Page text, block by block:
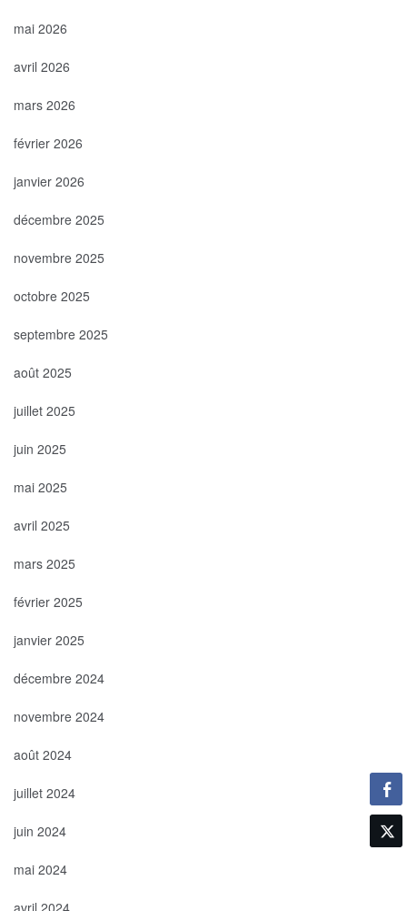
mai 2026
avril 2026
mars 2026
février 2026
janvier 2026
décembre 2025
novembre 2025
octobre 2025
septembre 2025
août 2025
juillet 2025
juin 2025
mai 2025
avril 2025
mars 2025
février 2025
janvier 2025
décembre 2024
novembre 2024
août 2024
juillet 2024
juin 2024
mai 2024
avril 2024